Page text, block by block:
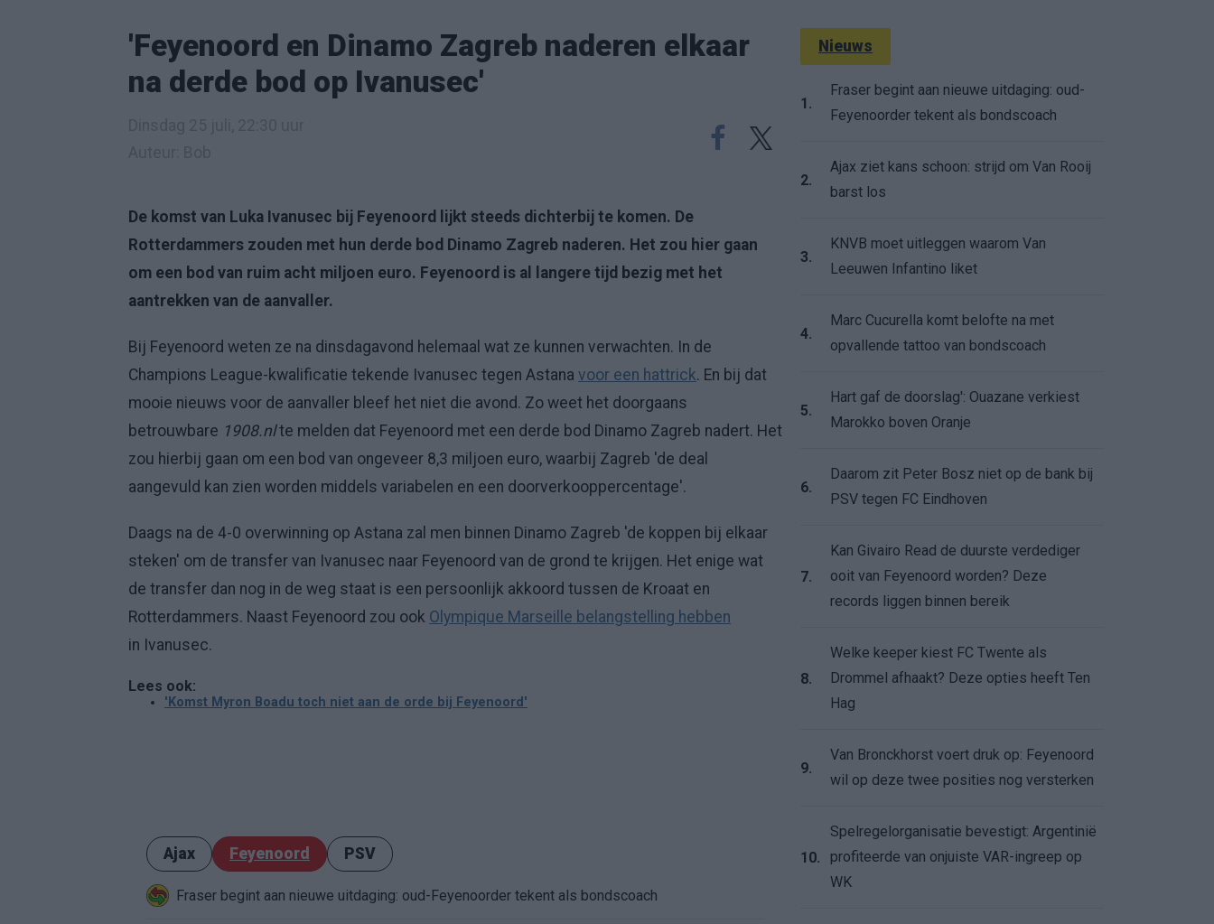
'Feyenoord en Dinamo Zagreb naderen elkaar
na derde bod op Ivanusec'
De komst van Luka Ivanusec bij Feyenoord lijkt steeds dichterbij te komen. De
Rotterdammers zouden met hun derde bod Dinamo Zagreb naderen. Het zou hier gaan
om een bod van ruim acht miljoen euro. Feyenoord is al langere tijd bezig met het
aantrekken van de aanvaller.
Bij Feyenoord weten ze na dinsdagavond helemaal wat ze kunnen verwachten. In de
Champions League-kwalificatie tekende Ivanusec tegen Astana voor een hattrick. En bij dat
mooie nieuws voor de aanvaller bleef het niet die avond. Zo weet het doorgaans
betrouwbare 1908.nlte melden dat Feyenoord met een derde bod Dinamo Zagreb nadert. Het
zou hierbij gaan om een bod van ongeveer 8,3 miljoen euro, waarbij Zagreb 'de deal
aangevuld kan zien worden middels variabelen en een doorverkooppercentage'.
Daags na de 4-0 overwinning op Astana zal men binnen Dinamo Zagreb 'de koppen bij elkaar
steken' om de transfer van Ivanusec naar Feyenoord van de grond te krijgen. Het enige wat
de transfer dan nog in de weg staat is een persoonlijk akkoord tussen de Kroaat en
Rotterdammers. Naast Feyenoord zou ook Olympique Marseille belangstelling hebben
in Ivanusec.
Lees ook:
'Komst Myron Boadu toch niet aan de orde bij Feyenoord'
Ajax Feyenoord PSV
Fraser begint aan nieuwe uitdaging: oud-Feyenoorder tekent als bondscoach
Nieuws
1.
Fraser begint aan nieuwe uitdaging: oud-
Feyenoorder tekent als bondscoach
2.
Ajax ziet kans schoon: strijd om Van Rooij
barst los
3.
KNVB moet uitleggen waarom Van
Leeuwen Infantino liket
4.
Marc Cucurella komt belofte na met
opvallende tattoo van bondscoach
5.
Hart gaf de doorslag': Ouazane verkiest
Marokko boven Oranje
6.
Daarom zit Peter Bosz niet op de bank bij
PSV tegen FC Eindhoven
7.
Kan Givairo Read de duurste verdediger
ooit van Feyenoord worden? Deze
records liggen binnen bereik
8.
Welke keeper kiest FC Twente als
Drommel afhaakt? Deze opties heeft Ten
Hag
9.
Van Bronckhorst voert druk op: Feyenoord
wil op deze twee posities nog versterken
10.
Spelregelorganisatie bevestigt: Argentinië
profiteerde van onjuiste VAR-ingreep op
WK